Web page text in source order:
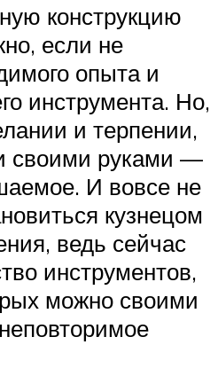
конструкцию
если не
опыта и
инструмента. Но,
и терпении,
своими руками —
И вовсе не
кузнецом
ведь сейчас
инструментов,
можно своими